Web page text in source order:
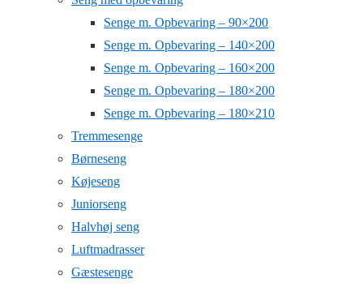
Senge m. Opbevaring – 90×200
Senge m. Opbevaring – 140×200
Senge m. Opbevaring – 160×200
Senge m. Opbevaring – 180×200
Senge m. Opbevaring – 180×210
Tremmesenge
Børneseng
Køjeseng
Juniorseng
Halvhøj seng
Luftmadrasser
Gæstesenge